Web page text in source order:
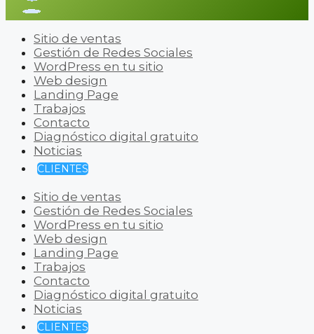
Sitio de ventas
Gestión de Redes Sociales
WordPress en tu sitio
Web design
Landing Page
Trabajos
Contacto
Diagnóstico digital gratuito
Noticias
CLIENTES
Sitio de ventas
Gestión de Redes Sociales
WordPress en tu sitio
Web design
Landing Page
Trabajos
Contacto
Diagnóstico digital gratuito
Noticias
CLIENTES